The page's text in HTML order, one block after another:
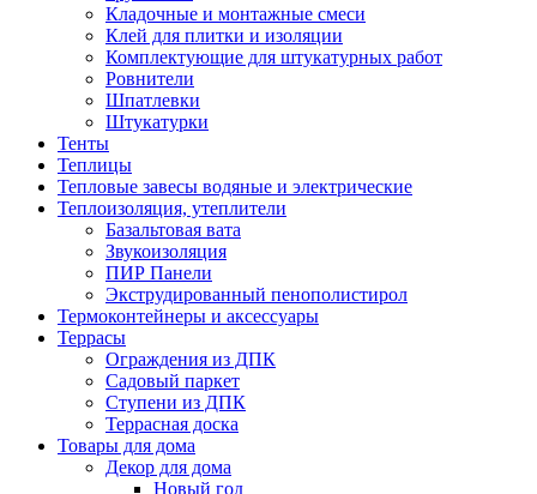
Кладочные и монтажные смеси
Клей для плитки и изоляции
Комплектующие для штукатурных работ
Ровнители
Шпатлевки
Штукатурки
Тенты
Теплицы
Тепловые завесы водяные и электрические
Теплоизоляция, утеплители
Базальтовая вата
Звукоизоляция
ПИР Панели
Экструдированный пенополистирол
Термоконтейнеры и аксессуары
Террасы
Ограждения из ДПК
Садовый паркет
Ступени из ДПК
Террасная доска
Товары для дома
Декор для дома
Новый год